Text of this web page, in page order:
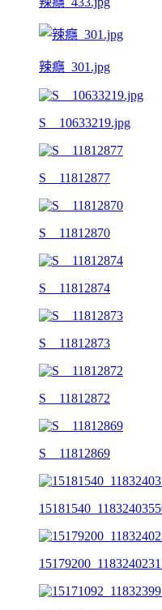
辣癮_301.jpg
S__10633219.jpg
S__11812877
S__11812870
S__11812874
S__11812873
S__11812872
S__11812869